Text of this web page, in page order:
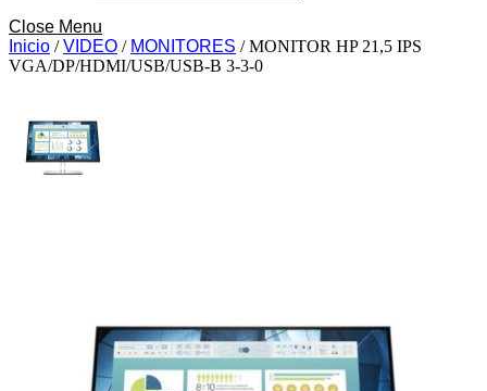
Close Menu
Menu
Inicio /VIDEO / MONITORES / MONITOR HP 21,5 IPS
VGA/DP/HDMI/USB/USB-B 3-3-0